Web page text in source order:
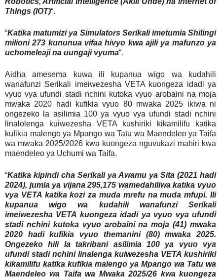
Things (IOT)“.
“Katika matumizi ya Simulators Serikali imetumia Shilingi
milioni 273 kununua vifaa hivyo kwa ajili ya mafunzo ya
uchomeleaji na uungaji vyuma“.
Aidha amesema kuwa ili kupanua wigo wa kudahili
wanafunzi Serikali imeiwezesha VETA kuongeza idadi ya
vyuo vya ufundi stadi nchini kutoka vyuo arobaini na moja
mwaka 2020 hadi kufikia vyuo 80 mwaka 2025 ikiwa ni
ongezeko la asilimia 100 ya vyuo vya ufundi stadi nchini
linalolenga kuiwezesha VETA kushiriki kikamilifu katika
kufikia malengo ya Mpango wa Tatu wa Maendeleo ya Taifa
wa mwaka 2025/2026 kwa kuongeza nguvukazi mahiri kwa
maendeleo ya Uchumi wa Taifa.
“Katika kipindi cha Serikali ya Awamu ya Sita (2021 hadi
2024), jumla ya vijana 295,175 wamedahiliwa katika vyuo
vya VETA katika kozi za muda mrefu na muda mfupi. Ili
kupanua wigo wa kudahili wanafunzi Serikali
imeiwezesha VETA kuongeza idadi ya vyuo vya ufundi
stadi nchini kutoka vyuo arobaini na moja (41) mwaka
2020 hadi kufikia vyuo themanini (80) mwaka 2025.
Ongezeko hili la takribani asilimia 100 ya vyuo vya
ufundi stadi nchini linalenga kuiwezesha VETA kushiriki
kikamilifu katika kufikia malengo ya Mpango wa Tatu wa
Maendeleo wa Taifa wa Mwaka 2025/26 kwa kuongeza